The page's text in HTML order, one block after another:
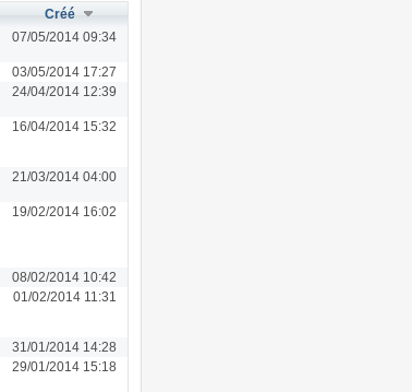
Créé
07/05/2014 09:34
03/05/2014 17:27
24/04/2014 12:39
16/04/2014 15:32
21/03/2014 04:00
19/02/2014 16:02
08/02/2014 10:42
01/02/2014 11:31
31/01/2014 14:28
29/01/2014 15:18